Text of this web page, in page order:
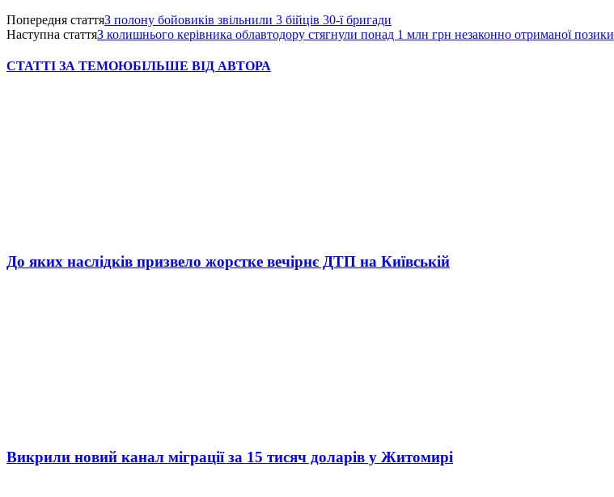
Попередня статтяЗ полону бойовиків звільнили 3 бійців 30-ї бригади
Наступна статтяЗ колишнього керівника облавтодору стягнули понад 1 млн грн незаконно отриманої позики
СТАТТІ ЗА ТЕМОЮБІЛЬШЕ ВІД АВТОРА
До яких наслідків призвело жорстке вечірнє ДТП на Київській
Викрили новий канал міграції за 15 тисяч доларів у Житомирі